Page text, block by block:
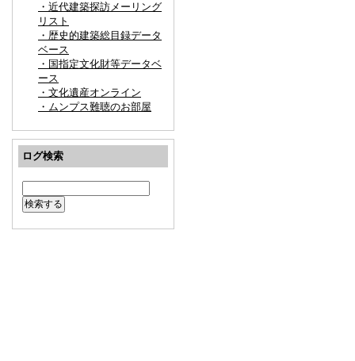
・近代建築探訪メーリング
リスト
・歴史的建築総目録データ
ベース
・国指定文化財等データベ
ース
・文化遺産オンライン
・ムンプス難聴のお部屋
ログ検索